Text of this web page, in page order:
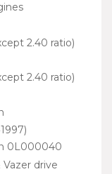
2.40 ratio)
2.40 ratio)
0L000040
drive